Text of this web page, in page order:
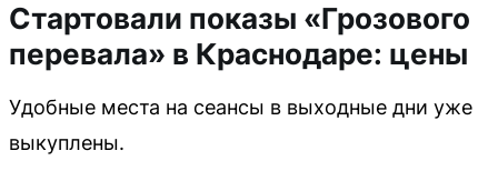
Стартовали показы «Грозового
перевала» в Краснодаре: цены
Удобные места на сеансы в выходные дни уже
выкуплены.